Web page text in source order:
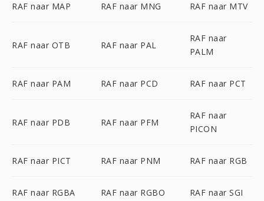
RAF naar MAP RAF naar MNG RAF naar MTV
RAF naar OTB RAF naar PAL
RAF naar
PALM
RAF naar PAM RAF naar PCD RAF naar PCT
RAF naar PDB RAF naar PFM
RAF naar
PICON
RAF naar PICT RAF naar PNM RAF naar RGB
RAF naar RGBA RAF naar RGBO RAF naar SGI